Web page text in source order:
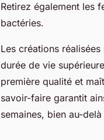
Retirez également les
bactéries.
Les créations réalisées
durée de vie
première qualité et
savoir-faire garantit
semaines, bien au-